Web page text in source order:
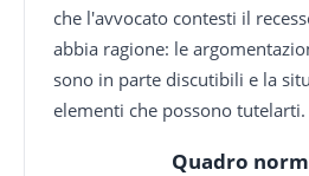
che l'avvocato contesti il
abbia ragione: le
sono in parte discutibili e la
elementi che possono tutelarti.
Quadro